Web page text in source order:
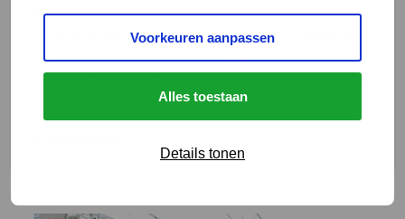
Voorkeuren aanpassen
Alles toestaan
Details tonen
Goederenvervoer en Logistiek vormen in
provincies een belangrijke economische activiteit,
maar betekenen ook een uitdaging voor het
mobiliteitsbeleid van de provincies. Samenwerking
is van groot belang.
Goederenvervoer
logistiek